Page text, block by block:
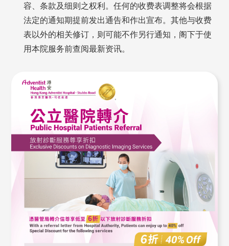
容、条款及细则之权利。任何的收费表调整将会根据
法定的通知期提前发出通告和作出宣布。其他与收费
表以外的相关修订，则可能不作另行通知，阁下于使
用本院服务前查阅最新资讯。